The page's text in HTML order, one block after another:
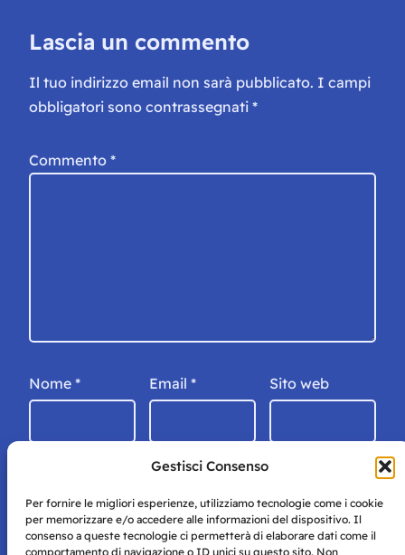
Gestisci Consenso
Per fornire le migliori esperienze, utilizziamo tecnologie come i cookie
per memorizzare e/o accedere alle informazioni del dispositivo. Il
consenso a queste tecnologie ci permetterà di elaborare dati come il
comportamento di navigazione o ID unici su questo sito. Non
Lascia un commento
Il tuo indirizzo email non sarà pubblicato. I campi
obbligatori sono contrassegnati *
Commento *
Nome * Email * Sito web